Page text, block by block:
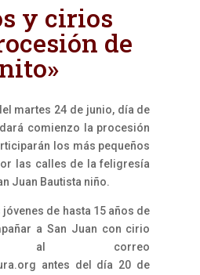
y cirios
de
martes 24 de junio, día de
comienzo la procesión
los más pequeños
las calles de la feligresía
Juan Bautista niño.
de hasta 15 años de
a San Juan con cirio
al correo
antes del día 20 de